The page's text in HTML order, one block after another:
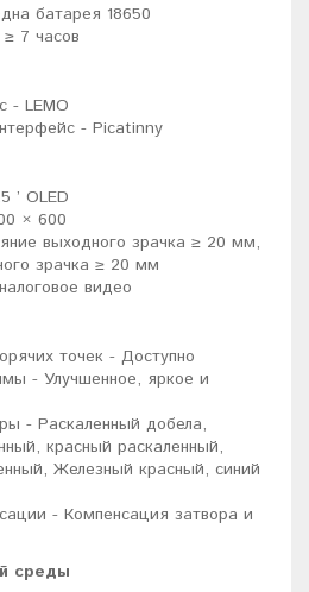
батарея 18650
7 часов
- LEMO
- Picatinny
’ OLED
× 600
выходного зрачка ≥ 20 мм,
зрачка ≥ 20 мм
видео
точек - Доступно
- Улучшенное, яркое и
- Раскаленный добела,
красный раскаленный,
Железный красный, синий
- Компенсация затвора и
среды